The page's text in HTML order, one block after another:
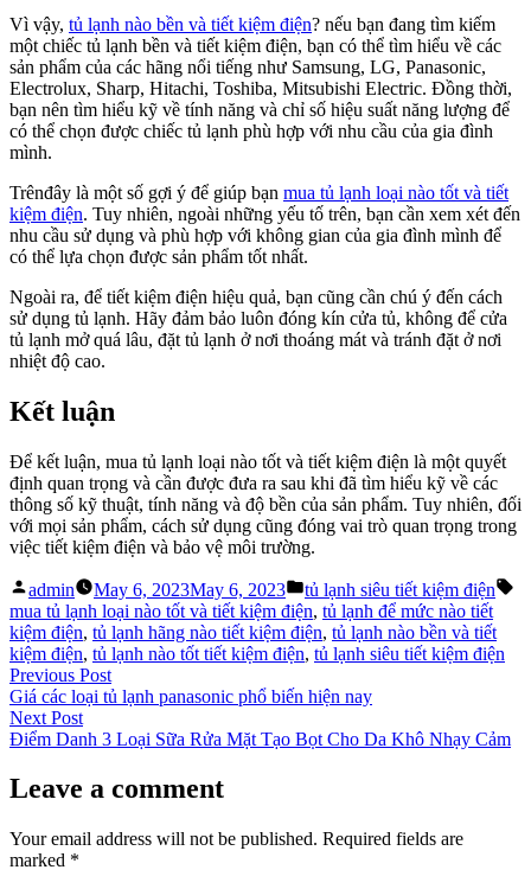
Vì vậy, tủ lạnh nào bền và tiết kiệm điện? nếu bạn đang tìm kiếm
một chiếc tủ lạnh bền và tiết kiệm điện, bạn có thể tìm hiểu về các
sản phẩm của các hãng nổi tiếng như Samsung, LG, Panasonic,
Electrolux, Sharp, Hitachi, Toshiba, Mitsubishi Electric. Đồng thời,
bạn nên tìm hiểu kỹ về tính năng và chỉ số hiệu suất năng lượng để
có thể chọn được chiếc tủ lạnh phù hợp với nhu cầu của gia đình
mình.
Trênđây là một số gợi ý để giúp bạn mua tủ lạnh loại nào tốt và tiết
kiệm điện. Tuy nhiên, ngoài những yếu tố trên, bạn cần xem xét đến
nhu cầu sử dụng và phù hợp với không gian của gia đình mình để
có thể lựa chọn được sản phẩm tốt nhất.
Ngoài ra, để tiết kiệm điện hiệu quả, bạn cũng cần chú ý đến cách
sử dụng tủ lạnh. Hãy đảm bảo luôn đóng kín cửa tủ, không để cửa
tủ lạnh mở quá lâu, đặt tủ lạnh ở nơi thoáng mát và tránh đặt ở nơi
nhiệt độ cao.
Kết luận
Để kết luận, mua tủ lạnh loại nào tốt và tiết kiệm điện là một quyết
định quan trọng và cần được đưa ra sau khi đã tìm hiểu kỹ về các
thông số kỹ thuật, tính năng và độ bền của sản phẩm. Tuy nhiên, đối
với mọi sản phẩm, cách sử dụng cũng đóng vai trò quan trọng trong
việc tiết kiệm điện và bảo vệ môi trường.
Posted
by
admin May 6, 2023May 6, 2023
Posted
in
tủ lạnh siêu tiết kiệm điện
mua tủ lạnh loại nào tốt và tiết kiệm điện, tủ lạnh để mức nào tiết
kiệm điện, tủ lạnh hãng nào tiết kiệm điện, tủ lạnh nào bền và tiết
kiệm điện, tủ lạnh nào tốt tiết kiệm điện, tủ lạnh siêu tiết kiệm điện
Post
navigation
Previous PostPrevious
post:
Giá các loại tủ lạnh panasonic phổ biến hiện nay
Next PostNext
post:
Điểm Danh 3 Loại Sữa Rửa Mặt Tạo Bọt Cho Da Khô Nhạy Cảm
Leave a comment
Your email address will not be published. Required fields are
marked *